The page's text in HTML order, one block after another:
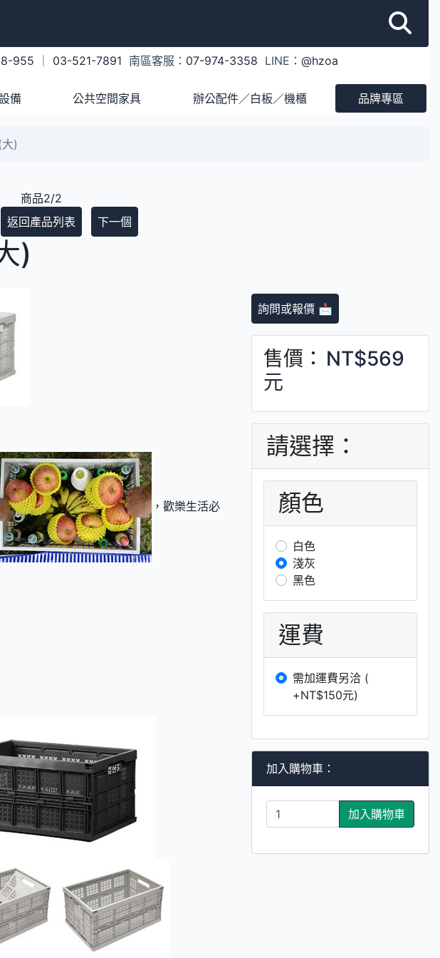
955 03-521-7891 南區客服： 07-974-3358 LINE：@hzoa
備 公共空間家具 辦公配件／白板／機櫃 品牌專區
)
商品2/2
返回產品列表 下一個
)
，歡樂生活必
詢問或報價 📩
售價： NT$569
元
請選擇：
顏色
白色
淺灰
黑色
運費
需加運費另洽 (
+NT$150元)
加入購物車：
加入購物車